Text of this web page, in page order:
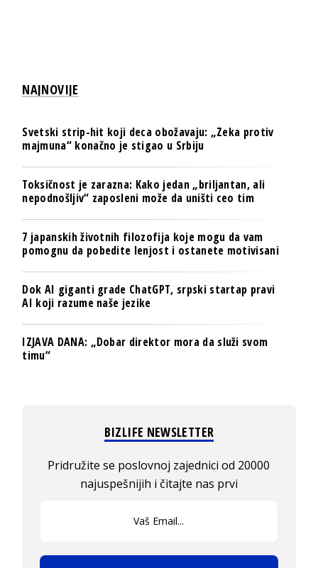
NAJNOVIJE
Svetski strip-hit koji deca obožavaju: „Zeka protiv
majmuna“ konačno je stigao u Srbiju
Toksičnost je zarazna: Kako jedan „briljantan, ali
nepodnošljiv“ zaposleni može da uništi ceo tim
7 japanskih životnih filozofija koje mogu da vam
pomognu da pobedite lenjost i ostanete motivisani
Dok AI giganti grade ChatGPT, srpski startap pravi
AI koji razume naše jezike
IZJAVA DANA: „Dobar direktor mora da služi svom
timu“
BIZLIFE NEWSLETTER
Pridružite se poslovnoj zajednici od 20000
najuspešnijih i čitajte nas prvi